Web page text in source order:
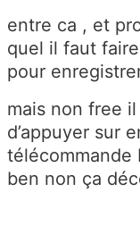
entre ca , et
quel il faut
pour
mais non free
d’appuyer sur
télécommande
ben non ça